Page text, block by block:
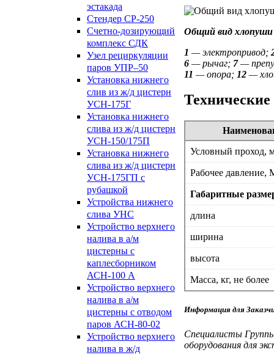
эстакада
Стендер СР-250
Счетно-дозирующий
комплекс СДК
Узел рециркуляции
паров УПР–50
Установка нижнего
слив из ж/д цистерн
УСН-175Г
Установка нижнего
слива из ж/д цистерн
УСН-150/175П
Установка нижнего
слива из ж/д цистерн
УСН-175ГП с
рубашкой
Устройства нижнего
слива УНС
Устройство верхнего
налива в а/м
цистерны с
каплесборником
АСН-100 А
Устройство верхнего
налива в а/м
цистерны с отводом
паров АСН-80-02
Устройство верхнего
налива в ж/д
Общий вид хлопуши
1 — электропривод;
6 — рычаг; 7—
11 — опора; 12 —
Условный проход,
Рабочее давление,
Габаритные
длина
ширина
высота
Масса, кг, не более
Информация для
Специалисты
оборудования для